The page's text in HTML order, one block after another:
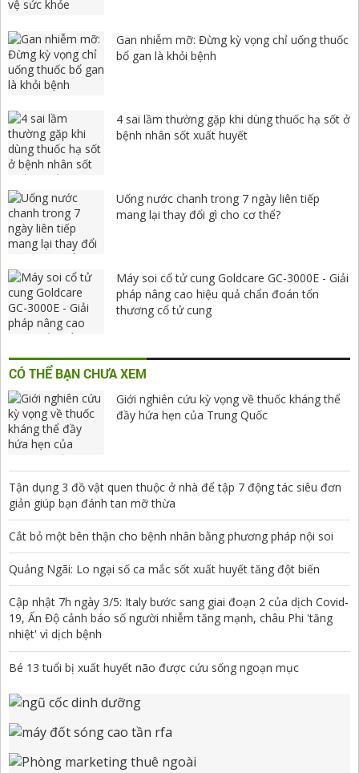
Gan nhiễm mỡ: Đừng kỳ vọng chỉ uống thuốc
bổ gan là khỏi bệnh
4 sai lầm thường gặp khi dùng thuốc hạ sốt ở
bệnh nhân sốt xuất huyết
Uống nước chanh trong 7 ngày liên tiếp
mang lại thay đổi gì cho cơ thể?
Máy soi cổ tử cung Goldcare GC-3000E - Giải
pháp nâng cao hiệu quả chẩn đoán tổn
thương cổ tử cung
CÓ THỂ BẠN CHƯA XEM
Giới nghiên cứu kỳ vọng về thuốc kháng thể
đầy hứa hẹn của Trung Quốc
Tận dụng 3 đồ vật quen thuộc ở nhà để tập 7 động tác siêu đơn
giản giúp bạn đánh tan mỡ thừa
Cắt bỏ một bên thận cho bệnh nhân bằng phương pháp nội soi
Quảng Ngãi: Lo ngại số ca mắc sốt xuất huyết tăng đột biến
Cập nhật 7h ngày 3/5: Italy bước sang giai đoạn 2 của dịch Covid-
19, Ấn Độ cảnh báo số người nhiễm tăng mạnh, châu Phi 'tăng
nhiệt' vì dịch bệnh
Bé 13 tuổi bị xuất huyết não được cứu sống ngoạn mục